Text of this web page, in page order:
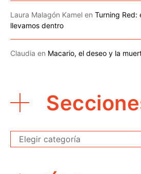
Laura Malagón Kamel en Turning Red:
llevamos dentro
Claudia en Macario, el deseo y la
Secciones